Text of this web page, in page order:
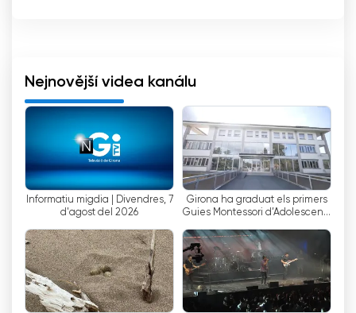
S průměrnou sledovaností 28 000 diváků denně
se TV Girona etablovala jako preferovaná
volba pro ty, kteří hledají místní informace a
kvalitní pořady. Díky své rozmanité a pestré
programové nabídce se stala důležitou
platformou pro vysílání zpráv, kulturních a
sportovních událostí a také pro propagaci
místních podniků a aktivit.
Jedním z hlavních rysů TV Girona je její závazek
vůči místní komunitě. Na rozdíl od celostátních
kanálů se tento kanál zaměřuje na pokrývání
témat, která se přímo týkají obyvatel Girony a
okolí. Od kulturních a sportovních událostí až po
Nejnovější videa kanálu
Informatiu migdia | Divendres, 7
d'agost del 2026
Girona ha graduat els primers
Guies Montessori d’Adolescents